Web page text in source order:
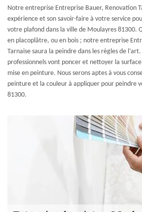
Notre entreprise Entreprise Bauer, Renovation
expérience et son savoir-faire à votre service
votre plafond dans la ville de Moulayres 81300.
en placoplâtre, ou en bois ; notre entreprise
Tarnaise saura la peindre dans les règles de
professionnels vont poncer et nettoyer la
mise en peinture. Nous serons aptes à vous
peinture et la couleur à appliquer pour peindre
81300.